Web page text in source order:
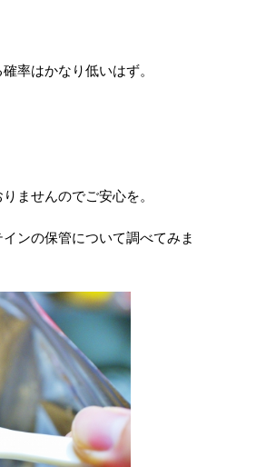
率はかなり低いはず。
ませんのでご安心を。
ンの保管について調べてみま